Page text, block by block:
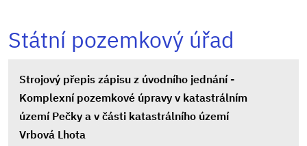
Státní pozemkový úřad
Strojový přepis zápisu z úvodního jednání -
Komplexní pozemkové úpravy v katastrálním
území Pečky a v části katastrálního území
Vrbová Lhota